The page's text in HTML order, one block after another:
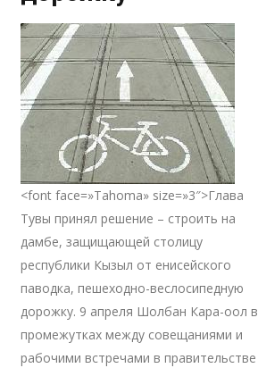
<font face=»Tahoma» size=»3″>Глава
Тувы принял решение – строить на
дамбе, защищающей столицу
республики Кызыл от енисейского
паводка, пешеходно-веслосипедную
дорожку. 9 апреля Шолбан Кара-оол в
промежутках между совещаниями и
рабочими встречами в правительстве